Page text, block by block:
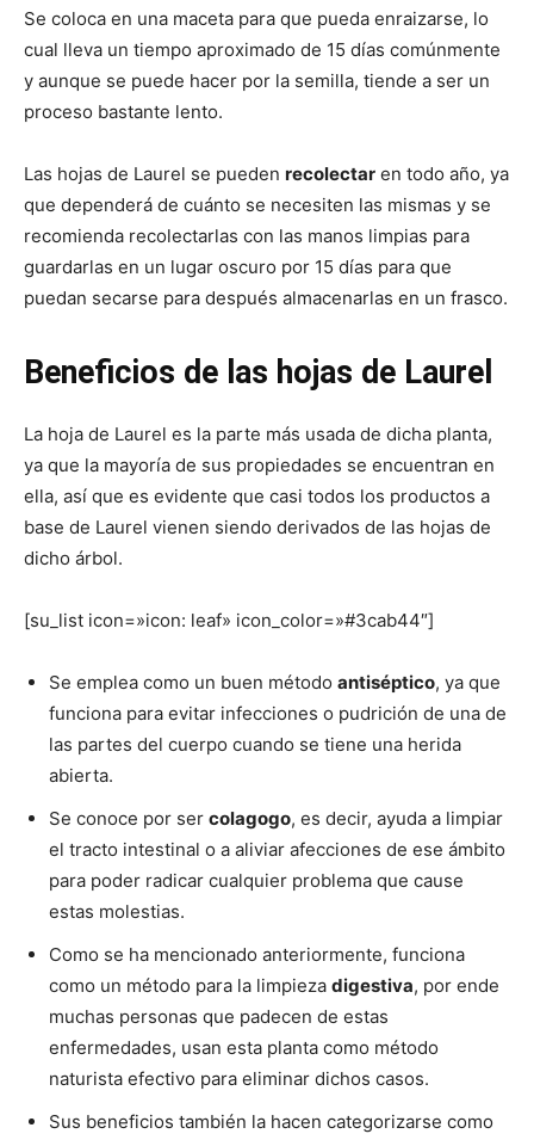
Se coloca en una maceta para que pueda enraizarse, lo
cual lleva un tiempo aproximado de 15 días comúnmente
y aunque se puede hacer por la semilla, tiende a ser un
proceso bastante lento.
Las hojas de Laurel se pueden recolectar en todo año, ya
que dependerá de cuánto se necesiten las mismas y se
recomienda recolectarlas con las manos limpias para
guardarlas en un lugar oscuro por 15 días para que
puedan secarse para después almacenarlas en un frasco.
Beneficios de las hojas de Laurel
La hoja de Laurel es la parte más usada de dicha planta,
ya que la mayoría de sus propiedades se encuentran en
ella, así que es evidente que casi todos los productos a
base de Laurel vienen siendo derivados de las hojas de
dicho árbol.
[su_list icon=»icon: leaf» icon_color=»#3cab44″]
Se emplea como un buen método antiséptico, ya que
funciona para evitar infecciones o pudrición de una de
las partes del cuerpo cuando se tiene una herida
abierta.
Se conoce por ser colagogo, es decir, ayuda a limpiar
el tracto intestinal o a aliviar afecciones de ese ámbito
para poder radicar cualquier problema que cause
estas molestias.
Como se ha mencionado anteriormente, funciona
como un método para la limpieza digestiva, por ende
muchas personas que padecen de estas
enfermedades, usan esta planta como método
naturista efectivo para eliminar dichos casos.
Sus beneficios también la hacen categorizarse como